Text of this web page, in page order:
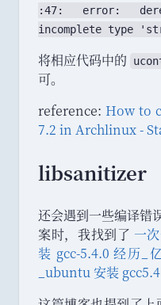
:47: error:
incomplete type '
将相应代码中的
可。
reference: How to
7.2 in Archlinux -
libsanitizer
还会遇到一些编译错
案时， 我找到了 一
装 gcc-5.4.0 经历_
_ubuntu 安装